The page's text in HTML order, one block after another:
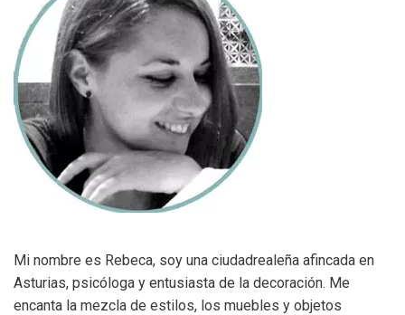
Mi nombre es Rebeca, soy una ciudadrealeña afincada en
Asturias, psicóloga y entusiasta de la decoración. Me
encanta la mezcla de estilos, los muebles y objetos